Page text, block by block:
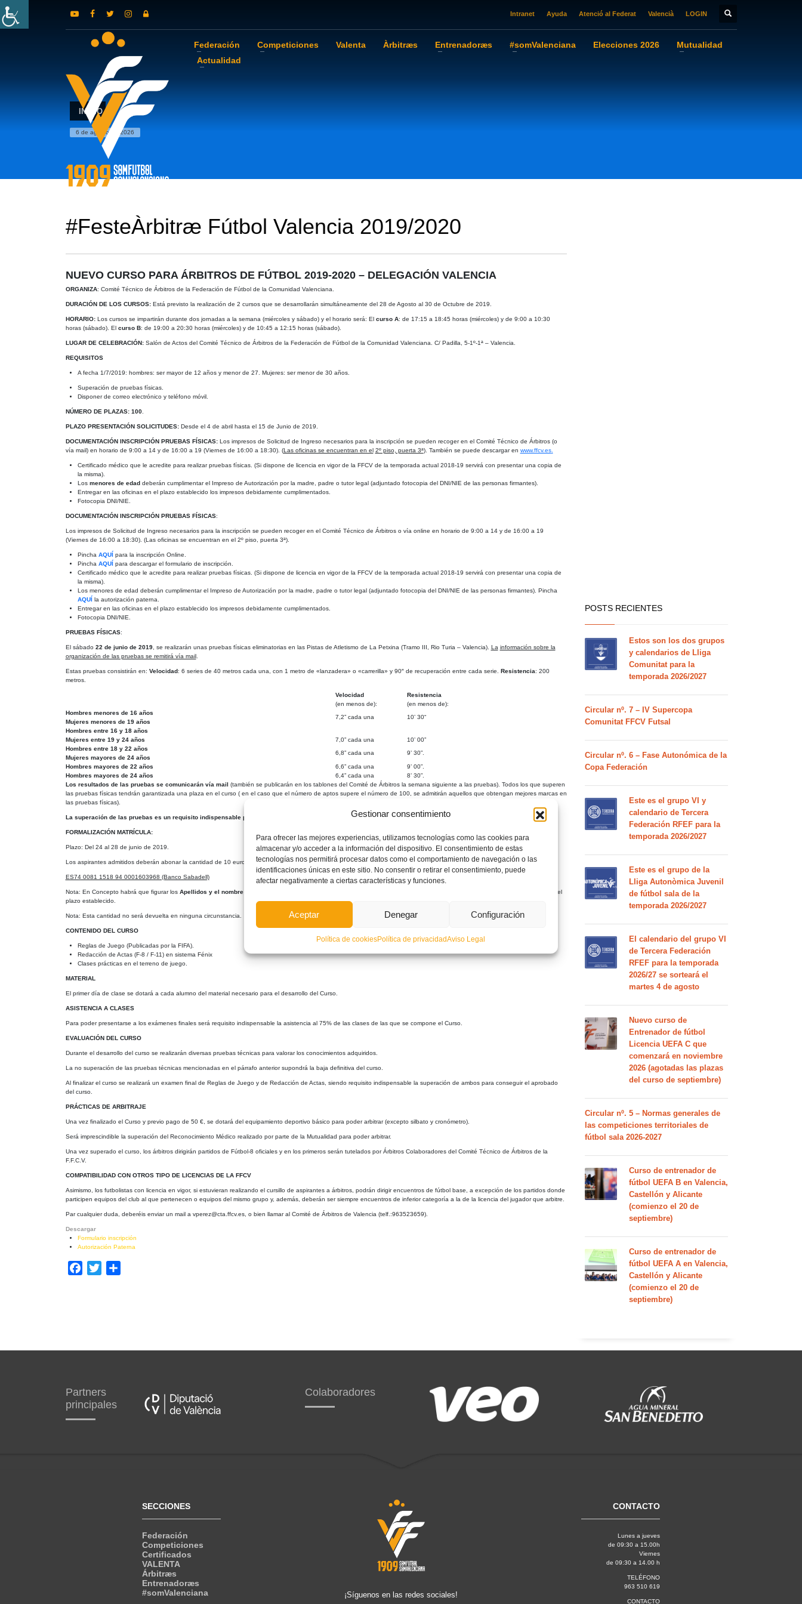
Gestionar consentimiento
Para ofrecer las mejores experiencias, utilizamos tecnologías como las cookies para
almacenar y/o acceder a la información del dispositivo. El consentimiento de estas
tecnologías nos permitirá procesar datos como el comportamiento de navegación o las
identificaciones únicas en este sitio. No consentir o retirar el consentimiento, puede
afectar negativamente a ciertas características y funciones.
Aceptar Denegar Configuración
Política de cookiesPolítica de privacidadAviso Legal
Intranet Ayuda Atenció al Federat Valencià LOGIN
Federación Competiciones Valenta Àrbitræs Entrenadoræs #somValenciana Elecciones 2026
Mutualidad
Actualidad
INICIO
6 de agosto de 2026
#FesteÀrbitræ Fútbol Valencia 2019/2020
NUEVO CURSO PARA ÁRBITROS DE FÚTBOL 2019-2020 – DELEGACIÓN VALENCIA
ORGANIZA: Comité Técnico de Árbitros de la Federación de Fútbol de la Comunidad Valenciana.
DURACIÓN DE LOS CURSOS: Está previsto la realización de 2 cursos que se desarrollarán simultáneamente del 28 de Agosto al 30 de Octubre de 2019.
HORARIO: Los cursos se impartirán durante dos jornadas a la semana (miércoles y sábado) y el horario será: El curso A: de 17:15 a 18:45 horas (miércoles) y de 9:00 a 10:30
horas (sábado). El curso B: de 19:00 a 20:30 horas (miércoles) y de 10:45 a 12:15 horas (sábado).
LUGAR DE CELEBRACIÓN: Salón de Actos del Comité Técnico de Árbitros de la Federación de Fútbol de la Comunidad Valenciana. C/ Padilla, 5-1º-1ª – Valencia.
REQUISITOS
A fecha 1/7/2019: hombres: ser mayor de 12 años y menor de 27. Mujeres: ser menor de 30 años.
Superación de pruebas físicas.
Disponer de correo electrónico y teléfono móvil.
NÚMERO DE PLAZAS: 100.
PLAZO PRESENTACIÓN SOLICITUDES: Desde el 4 de abril hasta el 15 de Junio de 2019.
DOCUMENTACIÓN INSCRIPCIÓN PRUEBAS FÍSICAS: Los impresos de Solicitud de Ingreso necesarios para la inscripción se pueden recoger en el Comité Técnico de Árbitros (o
vía mail) en horario de 9:00 a 14 y de 16:00 a 19 (Viernes de 16:00 a 18:30). (Las oficinas se encuentran en el 2º piso, puerta 3ª). También se puede descargar en www.ffcv.es.
Certificado médico que le acredite para realizar pruebas físicas. (Si dispone de licencia en vigor de la FFCV de la temporada actual 2018-19 servirá con presentar una copia de
la misma).
Los menores de edad deberán cumplimentar el Impreso de Autorización por la madre, padre o tutor legal (adjuntado fotocopia del DNI/NIE de las personas firmantes).
Entregar en las oficinas en el plazo establecido los impresos debidamente cumplimentados.
Fotocopia DNI/NIE.
DOCUMENTACIÓN INSCRIPCIÓN PRUEBAS FÍSICAS:
Los impresos de Solicitud de Ingreso necesarios para la inscripción se pueden recoger en el Comité Técnico de Árbitros o vía online en horario de 9:00 a 14 y de 16:00 a 19
(Viernes de 16:00 a 18:30). (Las oficinas se encuentran en el 2º piso, puerta 3ª).
Pincha AQUÍpara la inscripción Online.
Pincha AQUÍ para descargar el formulario de inscripción.
Certificado médico que le acredite para realizar pruebas físicas. (Si dispone de licencia en vigor de la FFCV de la temporada actual 2018-19 servirá con presentar una copia de
la misma).
Los menores de edad deberán cumplimentar el Impreso de Autorización por la madre, padre o tutor legal (adjuntado fotocopia del DNI/NIE de las personas firmantes). Pincha
AQUÍ la autorización paterna.
Entregar en las oficinas en el plazo establecido los impresos debidamente cumplimentados.
Fotocopia DNI/NIE.
PRUEBAS FÍSICAS:
El sábado22 de junio de 2019, se realizarán unas pruebas físicas eliminatorias en las Pistas de Atletismo de La Petxina (Tramo III, Rio Turia – Valencia). La información sobre la
organización de las pruebas se remitirá vía mail.
Estas pruebas consistirán en: Velocidad: 6 series de 40 metros cada una, con 1 metro de «lanzadera» o «carrerilla» y 90″ de recuperación entre cada serie. Resistencia: 200
metros.
Velocidad
Resistencia
(en menos de):
(en menos de):
Hombres menores de 16 años
7,2” cada una 10’ 30“
Mujeres menores de 19 años
Hombres entre 16 y 18 años
Mujeres entre 19 y 24 años
7,0” cada una
10’ 00”
Hombres entre 18 y 22 años
6,8” cada una 9’ 30”.
Mujeres mayores de 24 años
Hombres mayores de 22 años
6,6” cada una
9’ 00”.
Hombres mayores de 24 años
6,4” cada una
8’ 30”.
Los resultados de las pruebas se comunicarán vía mail (también se publicarán en los tablones del Comité de Árbitros la semana siguiente a las pruebas). Todos los que superen
las pruebas físicas tendrán garantizada una plaza en el curso ( en el caso que el número de aptos supere el número de 100, se admitirán aquellos que obtengan mejores marcas en
las pruebas físicas).
La superación de las pruebas es un requisito indispensable para poder arbitrar.
FORMALIZACIÓN MATRÍCULA:
Plazo: Del 24 al 28 de junio de 2019.
Los aspirantes admitidos deberán abonar la cantidad de 10 euros como Derechos de Matrícula y Material para la Formación en la siguiente cuenta bancaria:
ES74 0081 1518 94 0001603968 (Banco Sabadell)
Nota: En Concepto habrá que figurar los Apellidos y el nombre(en ese orden) del interesado en la realización del curso y presentar vía mail el resguardo del recibo bancario en el
plazo establecido.
Nota: Esta cantidad no será devuelta en ninguna circunstancia.
CONTENIDO DEL CURSO
Reglas de Juego (Publicadas por la FIFA).
Redacción de Actas (F-8 / F-11) en sistema Fénix
Clases prácticas en el terreno de juego.
MATERIAL
El primer día de clase se dotará a cada alumno del material necesario para el desarrollo del Curso.
ASISTENCIA A CLASES
Para poder presentarse a los exámenes finales será requisito indispensable la asistencia al 75% de las clases de las que se compone el Curso.
EVALUACIÓN DEL CURSO
Durante el desarrollo del curso se realizarán diversas pruebas técnicas para valorar los conocimientos adquiridos.
La no superación de las pruebas técnicas mencionadas en el párrafo anterior supondrá la baja definitiva del curso.
Al finalizar el curso se realizará un examen final de Reglas de Juego y de Redacción de Actas, siendo requisito indispensable la superación de ambos para conseguir el aprobado
del curso.
PRÁCTICAS DE ARBITRAJE
Una vez finalizado el Curso y previo pago de 50 €, se dotará del equipamiento deportivo básico para poder arbitrar (excepto silbato y cronómetro).
Será imprescindible la superación del Reconocimiento Médico realizado por parte de la Mutualidad para poder arbitrar.
Una vez superado el curso, los árbitros dirigirán partidos de Fútbol-8 oficiales y en los primeros serán tutelados por Árbitros Colaboradores del Comité Técnico de Árbitros de la
F.F.C.V.
COMPATIBILIDAD CON OTROS TIPO DE LICENCIAS DE LA FFCV
Asimismo, los futbolistas con licencia en vigor, si estuvieran realizando el cursillo de aspirantes a árbitros, podrán dirigir encuentros de fútbol base, a excepción de los partidos donde
participen equipos del club al que pertenecen o equipos del mismo grupo y, además, deberán ser siempre encuentros de inferior categoría a la de la licencia del jugador que arbitre.
Par cualquier duda, deberéis enviar un mail a vperez@cta.ffcv.es, o bien llamar al Comité de Árbitros de Valencia (telf.:963523659).
Descargar
Formulario inscripción
Autorización Paterna
Facebook
Twitter
POSTS RECIENTES
Estos son los dos grupos
y calendarios de Lliga
Comunitat para la
temporada 2026/2027
Circular nº. 7 – IV Supercopa
Comunitat FFCV Futsal
Circular nº. 6 – Fase Autonómica de la
Copa Federación
Este es el grupo VI y
calendario de Tercera
Federación RFEF para la
temporada 2026/2027
Este es el grupo de la
Lliga Autonòmica Juvenil
de fútbol sala de la
temporada 2026/2027
El calendario del grupo VI
de Tercera Federación
RFEF para la temporada
2026/27 se sorteará el
martes 4 de agosto
Nuevo curso de
Entrenador de fútbol
Licencia UEFA C que
comenzará en noviembre
2026 (agotadas las plazas
del curso de septiembre)
Circular nº. 5 – Normas generales de
las competiciones territoriales de
fútbol sala 2026-2027
Curso de entrenador de
fútbol UEFA B en Valencia,
Castellón y Alicante
(comienzo el 20 de
septiembre)
Curso de entrenador de
fútbol UEFA A en Valencia,
Castellón y Alicante
(comienzo el 20 de
septiembre)
Partners
principales
Colaboradores
SECCIONES
Federación
Competiciones
Certificados
VALENTA
Árbitræs
Entrenadoræs
#somValenciana
¡Síguenos en las redes sociales!
CONTACTO
Lunes a jueves
de 09:30 a 15.00h
Viernes
de 09:30 a 14.00 h
TELÉFONO
963 510 619
CONTACTO